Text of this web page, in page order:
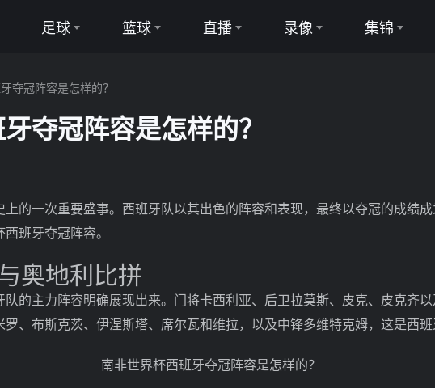
足球
意甲
中超
世界杯
篮球 直播 录像 集锦
夺冠阵容是怎样的？
夺冠阵容是怎样的？
一次重要盛事。西班牙队以其出色的阵容和表现，最终以夺冠的成绩成
班牙夺冠阵容。
地利比拼
主力阵容明确展现出来。门将卡西利亚、后卫拉莫斯、皮克、皮克齐以
、布斯克茨、伊涅斯塔、席尔瓦和维拉，以及中锋多维特克姆，这是西班